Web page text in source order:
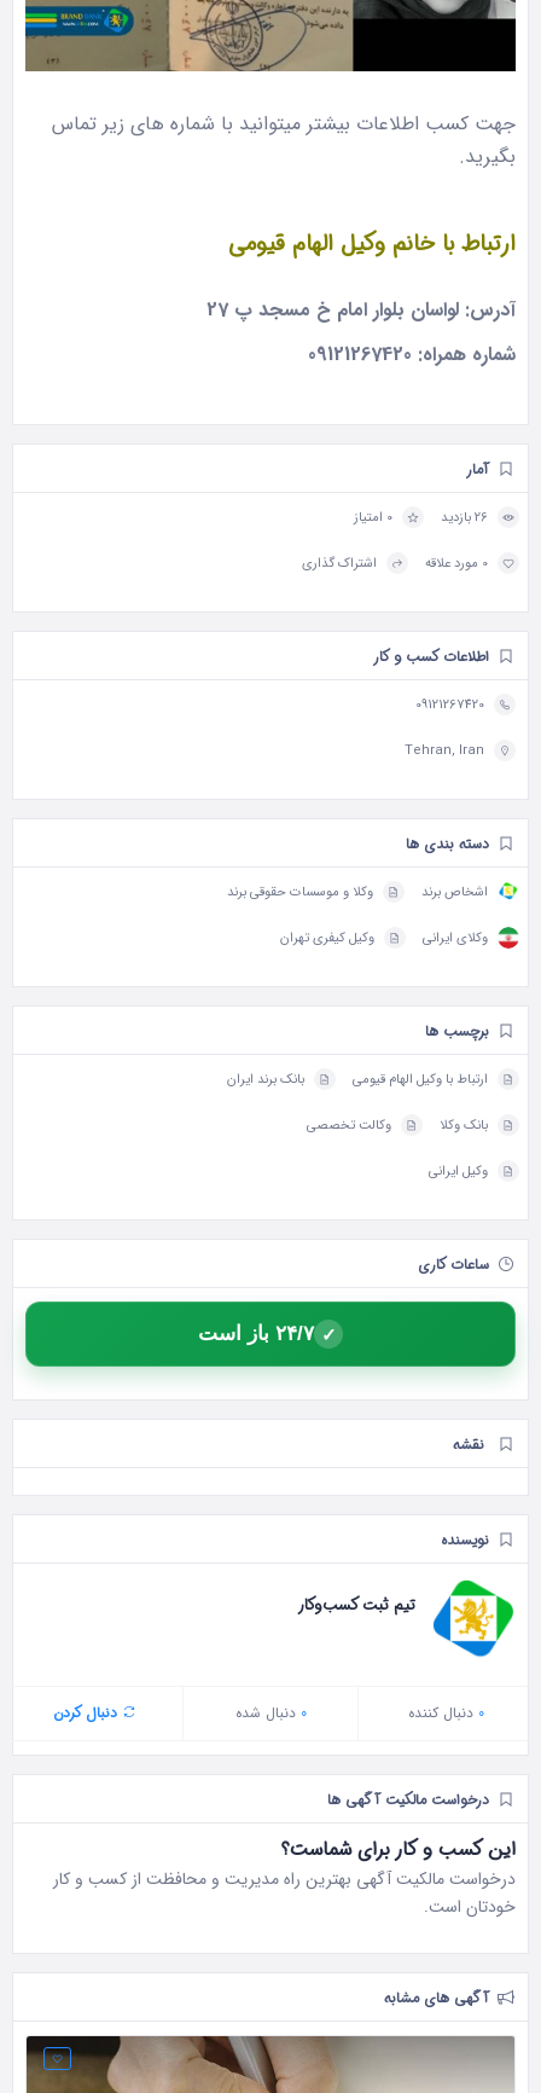
جهت کسب اطلاعات بیشتر میتوانید با شماره های زیر تماس
بگیرید.
ارتباط باخانم وکیل الهام قیومی
آدرس: لواسان بلوار امام خ مسجد پ 27
شماره همراه: 09121267420
آمار
26 بازدید 0 امتیاز
0 مورد علاقه اشتراک گذاری
اطلاعات کسب و کار
09121267420
Tehran, Iran
دسته بندی ها
اشخاص برند وکلا و موسسات حقوقی برند
وکلای ایرانی وکیل کیفری تهران
برچسب ها
ارتباط با وکیل الهام قیومی بانک برند ایران
بانک وکلا وکالت تخصصی
وکیل ایرانی
ساعات کاری
✓ ۲۴/۷ باز است
نقشه
نویسنده
تیم ثبت کسب‌وکار
0 دنبال‌ کننده 0 دنبال شده دنبال کردن
درخواست مالکیت آگهی ها
این کسب و کار برای شماست؟
درخواست مالکیت آگهی بهترین راه مدیریت و محافظت از کسب و کار
خودتان است.
آگهی های مشابه